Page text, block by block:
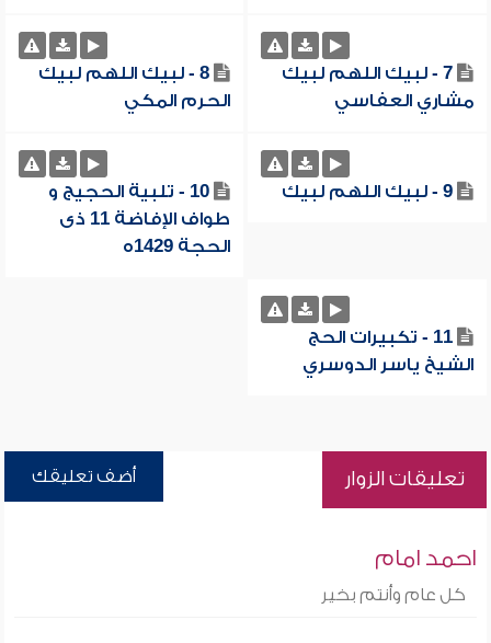
7 - لبيك اللهم لبيك
مشاري العفاسي
8 - لبيك اللهم لبيك
الحرم المكي
9 - لبيك اللهم لبيك
10 - تلبية الحجيج و
طواف الإفاضة 11 ذى
الحجة 1429ه
11 - تكبيرات الحج
الشيخ ياسر الدوسري
تعليقات الزوار أضف تعليقك
احمد امام
كل عام وأنتم بخير